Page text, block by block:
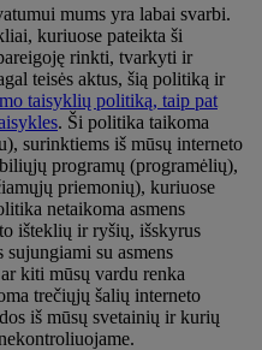
mums yra labai svarbi.
kuriuose pateikta ši
rinkti, tvarkyti ir
teisės aktus, šią politiką ir
taisyklių politiką, taip pat
. Ši politika taikoma
surinktiems iš mūsų interneto
programų (programėlių),
priemonių), kuriuose
netaikoma asmens
išteklių ir ryšių, išskyrus
sujungiami su asmens
kiti mūsų vardu renka
trečiųjų šalių interneto
iš mūsų svetainių ir kurių